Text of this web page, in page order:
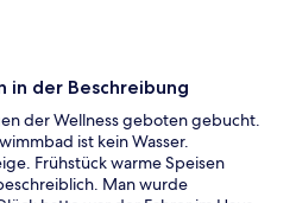
in der Beschreibung
der Wellness geboten gebucht.
ist kein Wasser.
Frühstück warme Speisen
Man wurde